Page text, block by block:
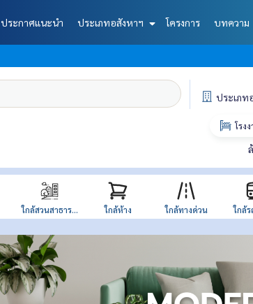
ประกาศแนะนำ ประเภทอสังหาฯ โครงการ บทความ
ประเภท
โรง
ใกล้สวนสาธาร... ใกล้ห้าง ใกล้ทางด่วน ใกล้